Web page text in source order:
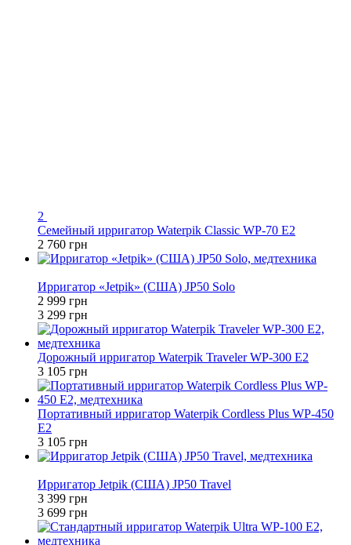
2
Семейный ирригатор Waterpik Classic WP-70 E2
2 760 грн
Ирригатор «Jetpik» (США) JP50 Solo
2 999 грн
3 299 грн
Дорожный ирригатор Waterpik Traveler WP-300 E2
3 105 грн
Портативный ирригатор Waterpik Cordless Plus WP-450
E2
3 105 грн
Ирригатор Jetpik (США) JP50 Travel
3 399 грн
3 699 грн